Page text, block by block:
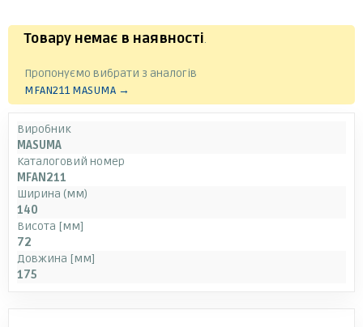
Товару немає в наявності.
Пропонуємо вибрати з аналогів
MFAN211 MASUMA →
Виробник
MASUMA
Каталоговий номер
MFAN211
Ширина (мм)
140
Висота [мм]
72
Довжина [мм]
175